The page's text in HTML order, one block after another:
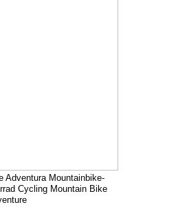
Adventura Mountainbike-
Cycling Mountain Bike